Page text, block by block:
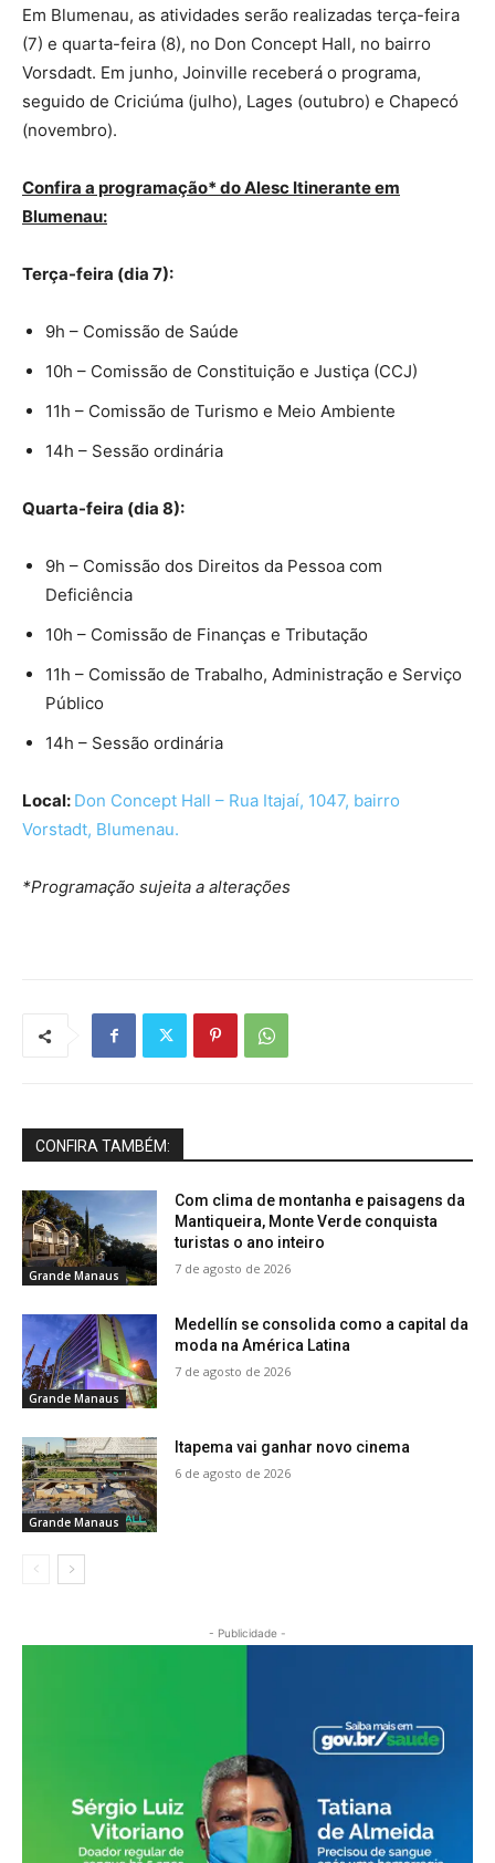
Em Blumenau, as atividades serão realizadas terça-feira
(7) e quarta-feira (8), no Don Concept Hall, no bairro
Vorsdadt. Em junho, Joinville receberá o programa,
seguido de Criciúma (julho), Lages (outubro) e Chapecó
(novembro).
Confira a programação* do Alesc Itinerante em
Blumenau:
Terça-feira (dia 7):
9h – Comissão de Saúde
10h – Comissão de Constituição e Justiça (CCJ)
11h – Comissão de Turismo e Meio Ambiente
14h – Sessão ordinária
Quarta-feira (dia 8):
9h – Comissão dos Direitos da Pessoa com
Deficiência
10h – Comissão de Finanças e Tributação
11h – Comissão de Trabalho, Administração e Serviço
Público
14h – Sessão ordinária
Local: Don Concept Hall – Rua Itajaí, 1047, bairro
Vorstadt, Blumenau.
*Programação sujeita a alterações
CONFIRA TAMBÉM:
Grande Manaus
Com clima de montanha e paisagens da
Mantiqueira, Monte Verde conquista
turistas o ano inteiro
7 de agosto de 2026
Grande Manaus
Medellín se consolida como a capital da
moda na América Latina
7 de agosto de 2026
Grande Manaus
Itapema vai ganhar novo cinema
6 de agosto de 2026
- Publicidade -